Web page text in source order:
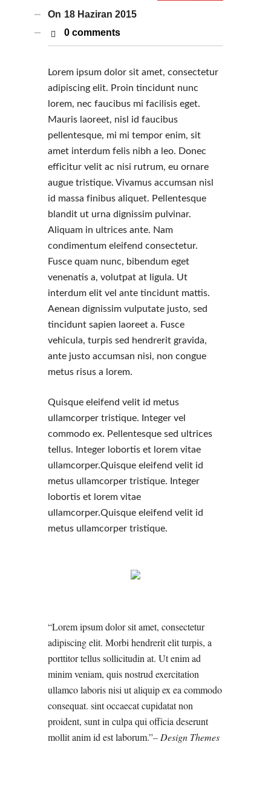
On 18 Haziran 2015
0 comments
Lorem ipsum dolor sit amet, consectetur
adipiscing elit. Proin tincidunt nunc
lorem, nec faucibus mi facilisis eget.
Mauris laoreet, nisl id faucibus
pellentesque, mi mi tempor enim, sit
amet interdum felis nibh a leo. Donec
efficitur velit ac nisi rutrum, eu ornare
augue tristique. Vivamus accumsan nisl
id massa finibus aliquet. Pellentesque
blandit ut urna dignissim pulvinar.
Aliquam in ultrices ante. Nam
condimentum eleifend consectetur.
Fusce quam nunc, bibendum eget
venenatis a, volutpat at ligula. Ut
interdum elit vel ante tincidunt mattis.
Aenean dignissim vulputate justo, sed
tincidunt sapien laoreet a. Fusce
vehicula, turpis sed hendrerit gravida,
ante justo accumsan nisi, non congue
metus risus a lorem.
Quisque eleifend velit id metus
ullamcorper tristique. Integer vel
commodo ex. Pellentesque sed ultrices
tellus. Integer lobortis et lorem vitae
ullamcorper.Quisque eleifend velit id
metus ullamcorper tristique. Integer
lobortis et lorem vitae
ullamcorper.Quisque eleifend velit id
metus ullamcorper tristique.
Lorem ipsum dolor sit amet, consectetur
adipiscing elit. Morbi hendrerit elit turpis, a
porttitor tellus sollicitudin at. Ut enim ad
minim veniam, quis nostrud exercitation
ullamco laboris nisi ut aliquip ex ea commodo
consequat. sint occaecat cupidatat non
proident, sunt in culpa qui officia deserunt
mollit anim id est laborum. – Design Themes